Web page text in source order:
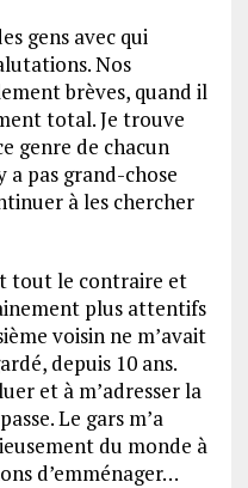
gens avec qui
Nos
brèves, quand il
total. Je trouve
genre de chacun
a pas grand-chose
à les chercher
tout le contraire et
plus attentifs
voisin ne m’avait
depuis 10 ans.
et à m’adresser la
Le gars m’a
du monde à
d’emménager…